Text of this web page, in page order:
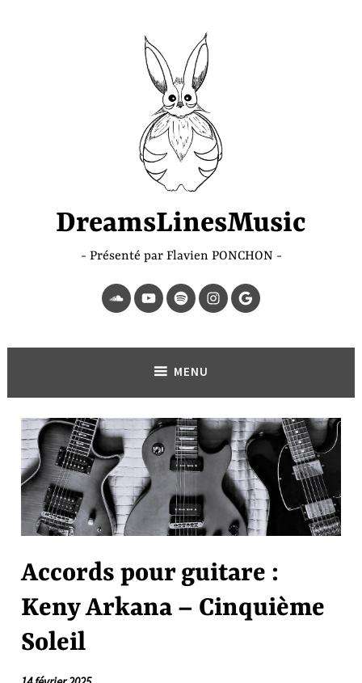
DreamsLinesMusic
Présenté par Flavien PONCHON
SoundCloud
YouTubeSpotifyInstagram
Page
Google
MENU
Accords pour guitare :
Keny Arkana – Cinquième
Soleil